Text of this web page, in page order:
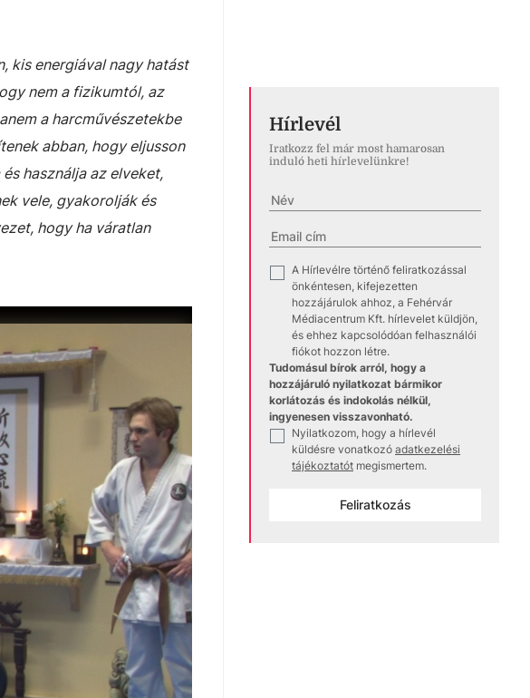
kis energiával nagy hatást
nem a fizikumtól, az
a harcművészetekbe
abban, hogy eljusson
használja az elveket,
vele, gyakorolják és
hogy ha váratlan
Hírlevél
Iratkozz fel már most hamarosan
induló heti hírlevelünkre!
A Hírlevélre történő feliratkozással
önkéntesen, kifejezetten
hozzájárulok ahhoz, a Fehérvár
Médiacentrum Kft. hírlevelet küldjön,
és ehhez kapcsolódóan felhasználói
fiókot hozzon létre.
Tudomásul bírok arról, hogy a
hozzájáruló nyilatkozat bármikor
korlátozás és indokolás nélkül,
ingyenesen visszavonható.
Nyilatkozom, hogy a hírlevél
küldésre vonatkozó adatkezelési
tájékoztatót megismertem.
Feliratkozás